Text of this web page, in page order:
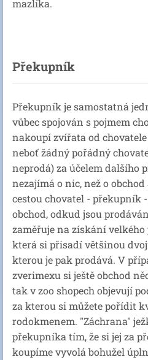
mazlíka.
Překupník
Překupník je samostatná
vůbec spojován s pojmem
nakoupí zvířata od
neboť žádný pořádný
neprodá) za účelem dalšího
nezajímá o nic, než o
cestou chovatel - překupník
obchod, odkud jsou
zaměřuje na získání
která si přisadí většinou
kterou je pak prodává. V
zverimexu si ještě obchod
tak v zoo shopech objevují
za kterou si můžete pořídit
rodokmenem. "Záchrana"
překupníka tím, že si jej za
koupíme vyvolá bohužel